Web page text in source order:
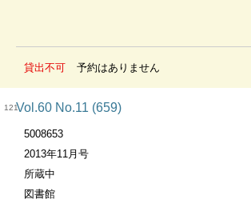
貸出不可 予約はありません
121Vol.60 No.11 (659)
5008653
2013年11月号
所蔵中
図書館